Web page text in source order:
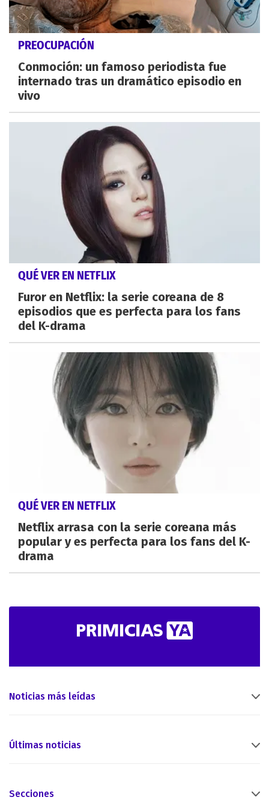
PREOCUPACIÓN
Conmoción: un famoso periodista fue
internado tras un dramático episodio en
vivo
QUÉ VER EN NETFLIX
Furor en Netflix: la serie coreana de 8
episodios que es perfecta para los fans
del K-drama
QUÉ VER EN NETFLIX
Netflix arrasa con la serie coreana más
popular y es perfecta para los fans del K-
drama
Noticias más leídas
Últimas noticias
Secciones